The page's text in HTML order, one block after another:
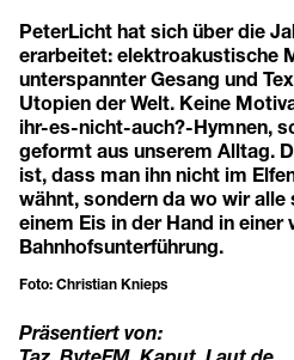
PeterLicht hat sich über die
erarbeitet: elektroakustische
unterspannter Gesang und
Utopien der Welt. Keine
ihr-es-nicht-auch?-Hymnen,
geformt aus unserem Alltag.
ist, dass man ihn nicht im
wähnt, sondern da wo wir
einem Eis in der Hand in einer
Bahnhofsunterführung.
Foto: Christian Knieps
Präsentiert von:
Taz, ByteFM, Kaput, Laut.de